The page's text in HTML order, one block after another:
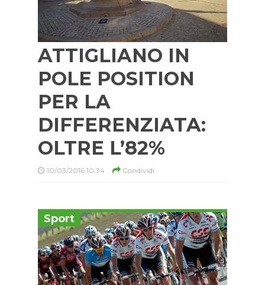
ATTIGLIANO IN
POLE POSITION
PER LA
DIFFERENZIATA:
OLTRE L’82%
10/03/2016 10:34 Condividi
Sport